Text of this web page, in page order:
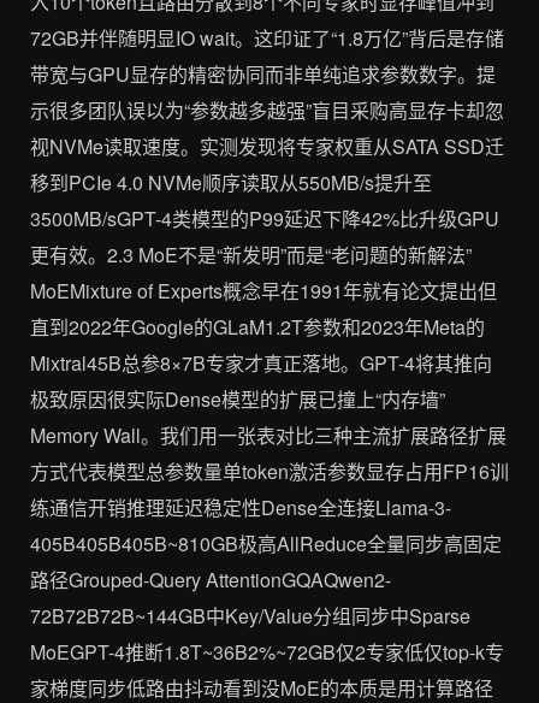
72GB并伴随明显IO wait。这印证了“1.8万亿”背后是存储
带宽与GPU显存的精密协同而非单纯追求参数数字。提
示很多团队误以为“参数越多越强”盲目采购高显存卡却忽
视NVMe读取速度。实测发现将专家权重从SATA SSD迁
移到PCIe 4.0 NVMe顺序读取从550MB/s提升至
3500MB/sGPT-4类模型的P99延迟下降42%比升级GPU
更有效。2.3 MoE不是“新发明”而是“老问题的新解法”
MoEMixture of Experts概念早在1991年就有论文提出但
直到2022年Google的GLaM1.2T参数和2023年Meta的
Mixtral45B总参8×7B专家才真正落地。GPT-4将其推向
极致原因很实际Dense模型的扩展已撞上“内存墙”
Memory Wall。我们用一张表对比三种主流扩展路径扩展
方式代表模型总参数量单token激活参数显存占用FP16训
练通信开销推理延迟稳定性Dense全连接Llama-3-
405B405B405B~810GB极高AllReduce全量同步高固定
路径Grouped-Query AttentionGQAQwen2-
72B72B72B~144GB中Key/Value分组同步中Sparse
MoEGPT-4推断1.8T~36B2%~72GB仅2专家低仅top-k专
家梯度同步低路由抖动看到没MoE的本质是用计算路径